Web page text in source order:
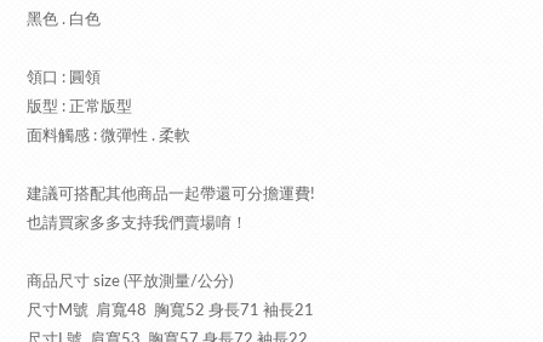
黑色 . 白色
領口 : 圓領
版型 : 正常版型
面料觸感 : 微彈性 . 柔軟
建議可搭配其他商品一起帶還可分擔運費!
也請買家多多支持我們賣場唷！
商品尺寸 size (平放測量/公分)
尺寸M號 肩寬48 胸寬52 身長71 袖長21